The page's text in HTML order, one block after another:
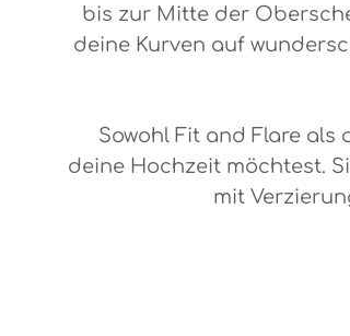
bis zur Mitte der
deine Kurven auf
Sowohl Fit and Flare
deine Hochzeit möchtest.
mit